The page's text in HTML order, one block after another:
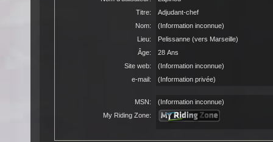
Titre:
Adjudant-chef
Nom:
(Information inconnue)
Lieu:
Pelissanne (vers Marseille)
Âge:
28 Ans
Site web:
(Information inconnue)
e-mail:
(Information privée)
MSN:
(Information inconnue)
My Riding Zone: